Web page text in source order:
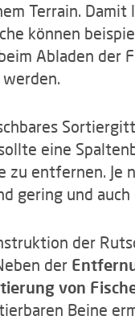
Terrain.
können
Abladen der
eine
zu entfernen. Je
gering und
der
der
von
Beine